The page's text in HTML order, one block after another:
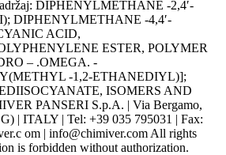
DIPHENYLMETHANE -2,4′-
DIPHENYLMETHANE -4,4′-
ACID,
ESTER, POLYMER
– .OMEGA. -
-1,2-ETHANEDIYL)];
ISOMERS AND
PANSERI S.p.A. | Via Bergamo,
| ITALY | Tel: +39 035 795031 | Fax:
om | info@chimiver.com All rights
is forbidden without authorization.